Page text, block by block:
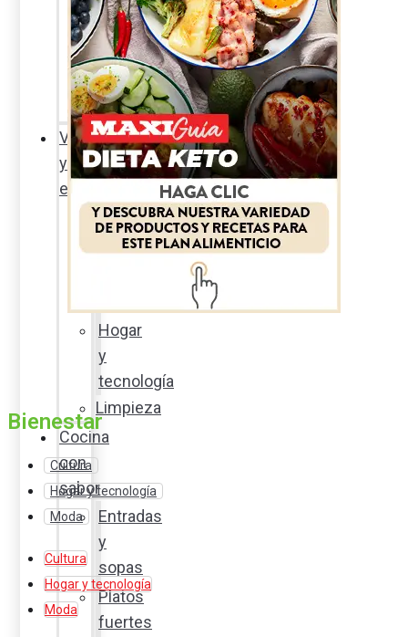
Sexualidad
responsable
En
la
percha
Vida
y
estilo
Productos
nuevos
Hogar
y
tecnología
Limpieza
Cocina
con
sabor
Entradas
y
sopas
Platos
fuertes
Bienestar
Cultura
Hogar y tecnología
Moda
Cultura
Hogar y tecnología
Moda